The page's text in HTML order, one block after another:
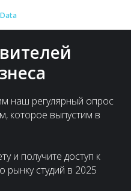
наш регулярный опрос
которое выпустим в
и получите доступ к
студий в 2025